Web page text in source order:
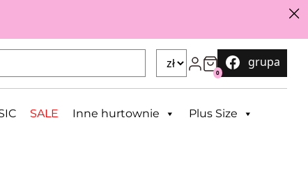
0
grupa
SALE Inne hurtownie Plus Size